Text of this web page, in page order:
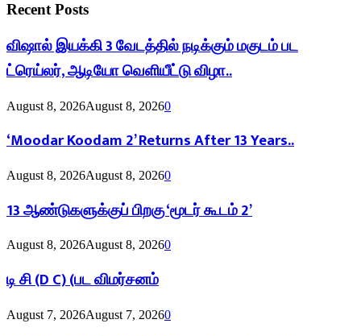
Recent Posts
விஷால் இயக்கி 3 வேடத்தில் நடிக்கும் மகுடம் பட
ட்ரெய்லர், ஆடியோ வெளியீட்டு விழா..
August 8, 2026August 8, 20260
‘Moodar Koodam 2’ Returns After 13 Years..
August 8, 2026August 8, 20260
13 ஆண்டுகளுக்குப் பிறகு ‘மூடர் கூடம் 2’
August 8, 2026August 8, 20260
டி சி (D C) (பட விமர்சனம்
August 7, 2026August 7, 20260